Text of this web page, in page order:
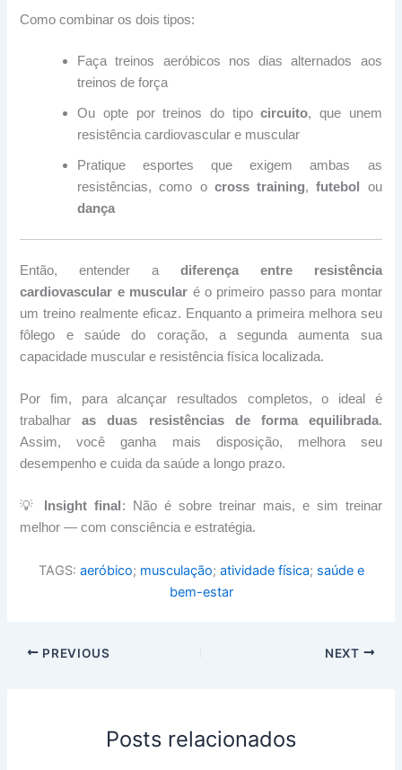
Como combinar os dois tipos:
Faça treinos aeróbicos nos dias alternados aos
treinos de força
Ou opte por treinos do tipocircuito, que unem
resistência cardiovascular e muscular
Pratique esportes que exigem ambas as
resistências, como o cross training,futebol
ou
dança
Então, entender a diferença entre resistência
cardiovascular e muscular é o primeiro passo para montar
um treino realmente eficaz. Enquanto a primeira melhora seu
fôlego e saúde do coração, a segunda aumenta sua
capacidade muscular e resistência física localizada.
Por fim, para alcançar resultados completos, o ideal é
trabalharas duas resistências de forma equilibrada.
Assim, você ganha mais disposição, melhora seu
desempenho e cuida da saúde a longo prazo.
💡 Insight final : Não é sobre treinar mais, e sim treinar
melhor — com consciência e estratégia.
TAGS: aeróbico; musculação; atividade física; saúde e
bem-estar
PREVIOUS NEXT
Posts relacionados